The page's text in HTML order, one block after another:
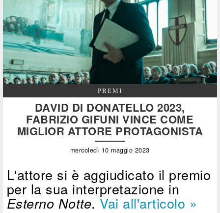
PREMI
DAVID DI DONATELLO 2023,
FABRIZIO GIFUNI VINCE COME
MIGLIOR ATTORE PROTAGONISTA
mercoledì 10 maggio 2023
L'attore si è aggiudicato il premio
per la sua interpretazione in
Esterno Notte. Vai all'articolo »